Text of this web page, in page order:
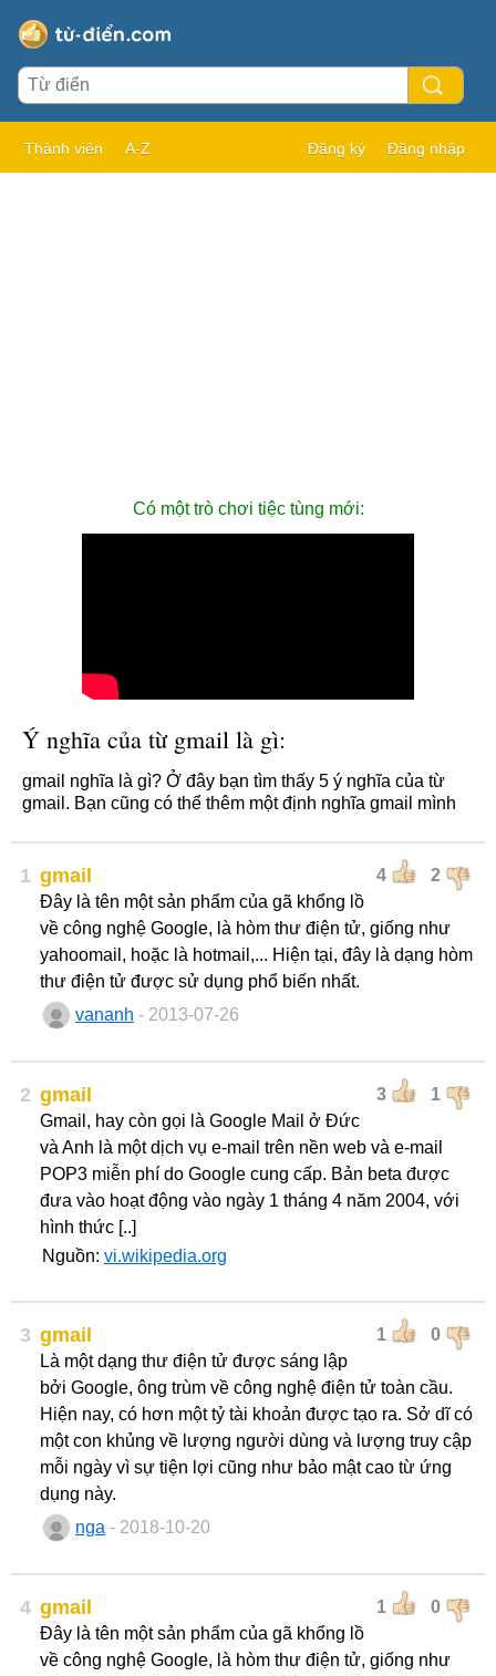
Thành viên A-Z Đăng ký Đăng nhập
Có một trò chơi tiệc tùng mới:
Ý nghĩa của từ gmail là gì:
gmail nghĩa là gì? Ở đây bạn tìm thấy 5 ý nghĩa của từ
gmail. Bạn cũng có thể thêm một định nghĩa gmail mình
1 4 2
gmail
Đây là tên một sản phẩm của gã khổng lồ
về công nghệ Google, là hòm thư điện tử, giống như
yahoomail, hoặc là hotmail,... Hiện tại, đây là dạng hòm
thư điện tử được sử dụng phổ biến nhất.
vananh - 2013-07-26
2 3 1
gmail
Gmail, hay còn gọi là Google Mail ở Đức
và Anh là một dịch vụ e-mail trên nền web và e-mail
POP3 miễn phí do Google cung cấp. Bản beta được
đưa vào hoạt động vào ngày 1 tháng 4 năm 2004, với
hình thức [..]
Nguồn: vi.wikipedia.org
3 1 0
gmail
Là một dạng thư điện tử được sáng lập
bởi Google, ông trùm về công nghệ điện tử toàn cầu.
Hiện nay, có hơn một tỷ tài khoản được tạo ra. Sở dĩ có
một con khủng về lượng người dùng và lượng truy cập
mỗi ngày vì sự tiện lợi cũng như bảo mật cao từ ứng
dụng này.
nga - 2018-10-20
4 1 0
gmail
Đây là tên một sản phẩm của gã khổng lồ
về công nghệ Google, là hòm thư điện tử, giống như